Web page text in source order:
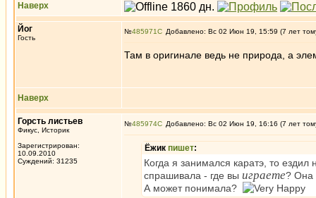
Наверх
Йог
Гость
№485971 Добавлено: Вс 02 Июн 19, 15:59 (7 лет
Там в оригинале ведь не природа, а
Наверх
Горсть листьев
Фикус, Историк
Зарегистрирован:
10.09.2010
Суждений: 31235
№485974 Добавлено: Вс 02 Июн 19, 16:16 (7 лет
Ёжик пишет:
Когда я занимался каратэ, то
спрашивала - где вы играете? Она
А может понимала?